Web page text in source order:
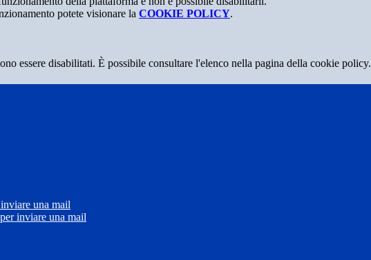
potete visionare la COOKIE POLICY.
essere disabilitati. È possibile consultare l'elenco nella pagina della cookie policy.
una mail
inviare una mail